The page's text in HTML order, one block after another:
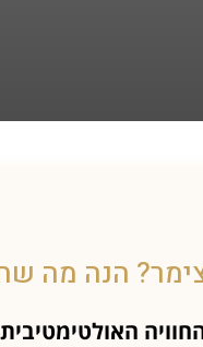
הנה מה
לכם את החוויה